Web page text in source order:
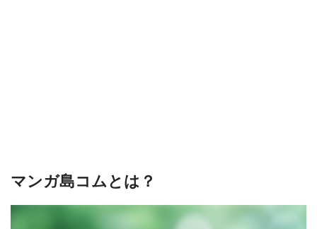
マンガ島コムとは？